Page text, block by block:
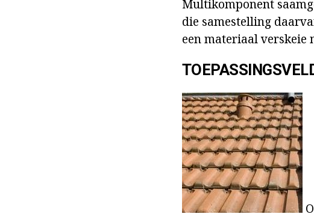
Multikomponent
die samestelling
een materiaal verskeie